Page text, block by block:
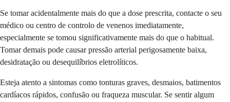
Se tomar acidentalmente mais do que a dose prescrita, contacte o seu
médico ou centro de controlo de venenos imediatamente,
especialmente se tomou significativamente mais do que o habitual.
Tomar demais pode causar pressão arterial perigosamente baixa,
desidratação ou desequilíbrios eletrolíticos.
Esteja atento a sintomas como tonturas graves, desmaios, batimentos
cardíacos rápidos, confusão ou fraqueza muscular. Se sentir algum